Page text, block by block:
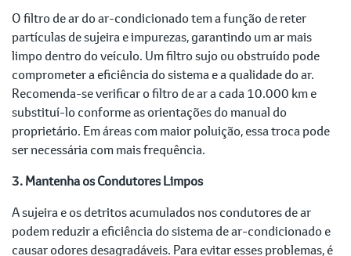
O filtro de ar do ar-condicionado tem a função de reter
partículas de sujeira e impurezas, garantindo um ar mais
limpo dentro do veículo. Um filtro sujo ou obstruído pode
comprometer a eficiência do sistema e a qualidade do ar.
Recomenda-se verificar o filtro de ar a cada 10.000 km e
substituí-lo conforme as orientações do manual do
proprietário. Em áreas com maior poluição, essa troca pode
ser necessária com mais frequência.
3. Mantenha os Condutores Limpos
A sujeira e os detritos acumulados nos condutores de ar
podem reduzir a eficiência do sistema de ar-condicionado e
causar odores desagradáveis. Para evitar esses problemas, é